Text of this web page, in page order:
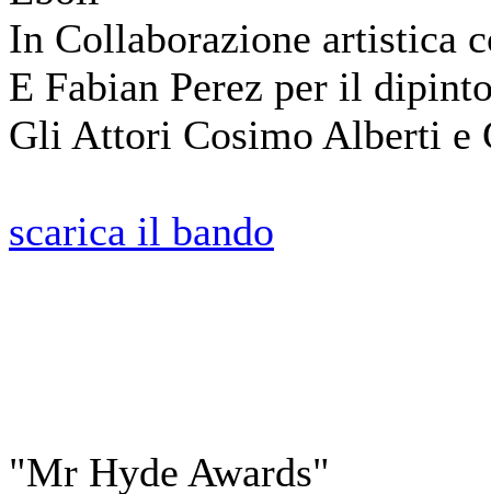
In Collaborazione artistica
E Fabian Perez per il
Gli Attori Cosimo Alberti e
scarica il bando
"Mr Hyde Awards"